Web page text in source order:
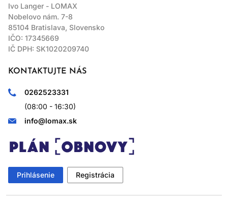
Ivo Langer - LOMAX
Nobelovo nám. 7-8
85104 Bratislava, Slovensko
IČO: 17345669
IČ DPH: SK1020209740
KONTAKTUJTE NÁS
0262523331
(08:00 - 16:30)
info@lomax.sk
Prihlásenie Registrácia